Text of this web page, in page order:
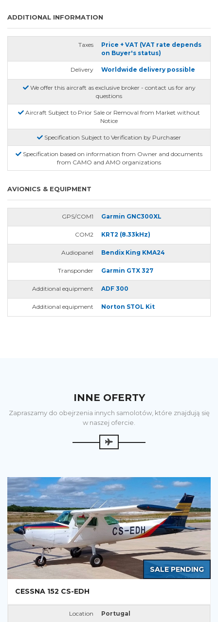
ADDITIONAL INFORMATION
Taxes
Price + VAT (VAT rate depends
on Buyer's status)
Delivery Worldwide delivery possible
We offer this aircraft as exclusive broker - contact us for any
questions
Aircraft Subject to Prior Sale or Removal from Market without
Notice
Specification Subject to Verification by Purchaser
Specification based on information from Owner and documents
from CAMO and AMO organizations
AVIONICS & EQUIPMENT
GPS/COM1 Garmin GNC300XL
COM2 KRT2 (8.33kHz)
Audiopanel Bendix King KMA24
Transponder Garmin GTX 327
Additional equipment ADF 300
Additional equipment Norton STOL Kit
INNE OFERTY
Zapraszamy do obejrzenia innych samolotów, które znajdują się
w naszej ofercie.
SALE PENDING
CESSNA 152 CS-EDH
Location Portugal